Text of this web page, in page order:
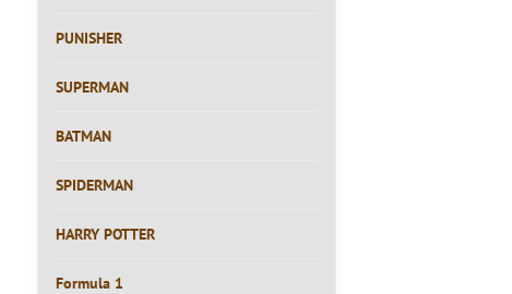
PUNISHER
SUPERMAN
BATMAN
SPIDERMAN
HARRY POTTER
Formula 1